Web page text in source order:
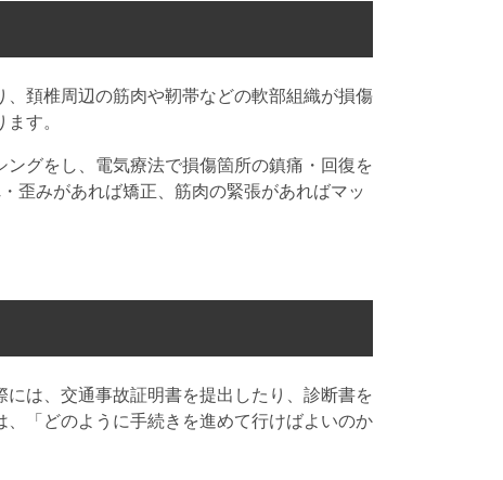
頚椎周辺の筋肉や靭帯などの軟部組織が損傷
す。
グをし、電気療法で損傷箇所の鎮痛・回復を
歪みがあれば矯正、筋肉の緊張があればマッ
は、交通事故証明書を提出したり、診断書を
「どのように手続きを進めて行けばよいのか